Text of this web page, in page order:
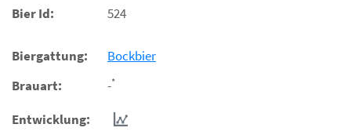
Bier Id:
524
Biergattung:
Bockbier
Brauart:
-*
Entwicklung: